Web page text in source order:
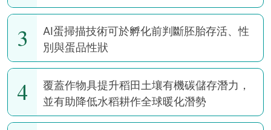
3
AI蛋掃描技術可於孵化前判斷胚胎存活、性
別與蛋品性狀
4
覆蓋作物具提升稻田土壤有機碳儲存潛力，
並有助降低水稻耕作全球暖化潛勢